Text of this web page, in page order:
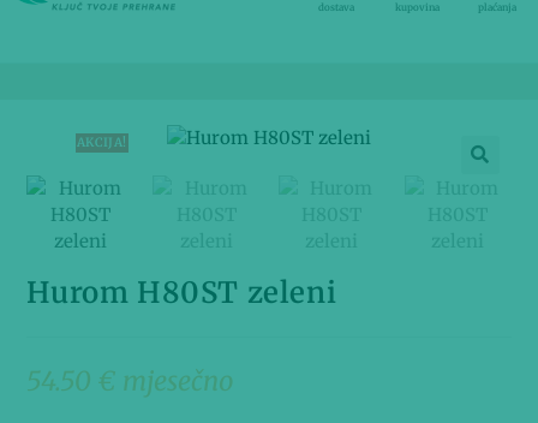
dostava
kupovina
plaćanja
AKCIJA!
Hurom H80ST zeleni
54.50 € mjesečno